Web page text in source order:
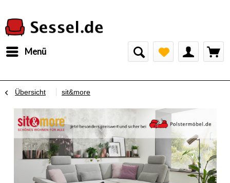
Menü
Übersicht sit&more